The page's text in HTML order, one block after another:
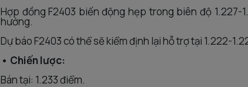
Hợp đồng F2403 biến động hẹp trong biên độ 1.227-
hướng.
Dự báo F2403 có thể sẽ kiểm định lại hỗ trợ tại 1.222-
• Chiến lược:
Bán tại: 1.233 điểm.